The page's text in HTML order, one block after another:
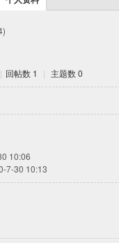
| 回帖数 1 | 主题数 0
10:06
7-30 10:13